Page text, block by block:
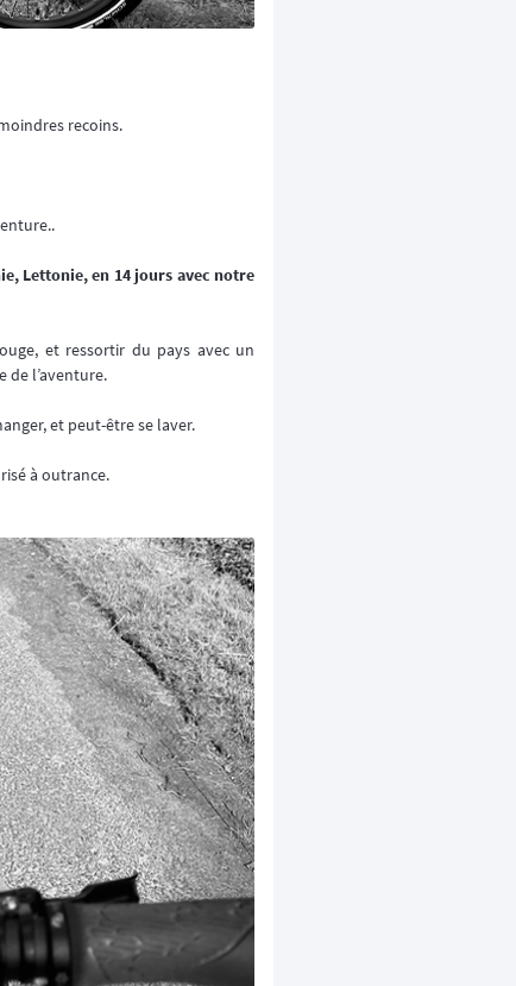
recoins.
Lettonie, en 14 jours avec notre
et ressortir du pays avec un
l’aventure.
et peut-être se laver.
à outrance.